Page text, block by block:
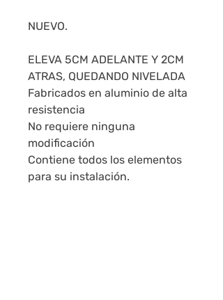
NUEVO.
ELEVA 5CM ADELANTE Y 2CM
ATRAS, QUEDANDO NIVELADA
Fabricados en aluminio de alta
resistencia
No requiere ninguna
modificación
Contiene todos los elementos
para su instalación.